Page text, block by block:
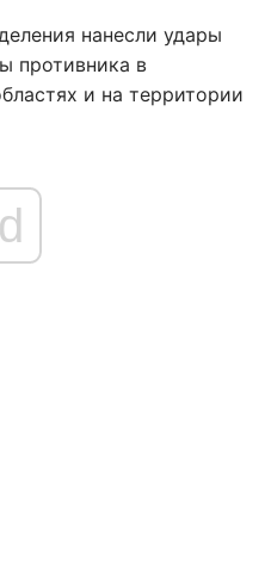
нанесли удары
противника в
и на территории